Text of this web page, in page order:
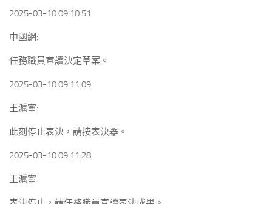
2025-03-10 09:10:51
中國網:
任務職員宣讀決定草案。
2025-03-10 09:11:09
王滬寧:
此刻停止表決，請按表決器。
2025-03-10 09:11:28
王滬寧: